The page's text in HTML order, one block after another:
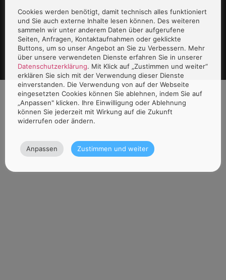
Cookies werden benötigt, damit technisch alles funktioniert
und Sie auch externe Inhalte lesen können. Des weiteren
sammeln wir unter anderem Daten über aufgerufene
Seiten, Anfragen, Kontaktaufnahmen oder geklickte
Buttons, um so unser Angebot an Sie zu Verbessern. Mehr
über unsere verwendeten Dienste erfahren Sie in unserer
Datenschutzerklärung. Mit Klick auf „Zustimmen und weiter“
erklären Sie sich mit der Verwendung dieser Dienste
einverstanden. Die Verwendung von auf der Webseite
eingesetzten Cookies können Sie ablehnen, indem Sie auf
„Anpassen" klicken. Ihre Einwilligung oder Ablehnung
können Sie jederzeit mit Wirkung auf die Zukunft
widerrufen oder ändern.
Anpassen Zustimmen und weiter